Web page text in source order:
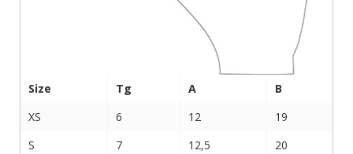
Size Tg A
B
XS
6 12
19
S
7 12,5
20